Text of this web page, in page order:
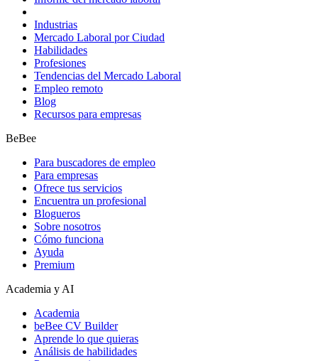
Industrias
Mercado Laboral por Ciudad
Habilidades
Profesiones
Tendencias del Mercado Laboral
Empleo remoto
Blog
Recursos para empresas
BeBee
Para buscadores de empleo
Para empresas
Ofrece tus servicios
Encuentra un profesional
Blogueros
Sobre nosotros
Cómo funciona
Ayuda
Premium
Academia y AI
Academia
beBee CV Builder
Aprende lo que quieras
Análisis de habilidades